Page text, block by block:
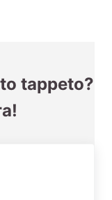
tappeto?